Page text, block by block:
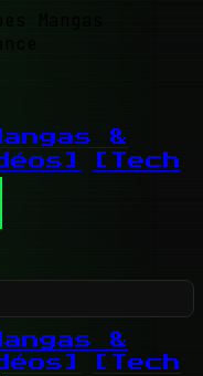
Mangas
&
[Tech
&
[Tech